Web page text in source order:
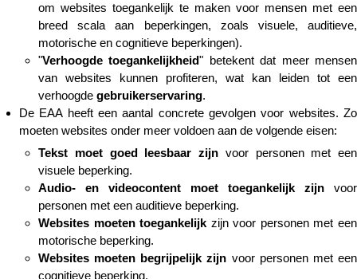
om websites toegankelijk te maken voor mensen met een
breed scala aan beperkingen, zoals visuele, auditieve,
motorische en cognitieve beperkingen).
"Verhoogde toegankelijkheid" betekent dat meer mensen
van websites kunnen profiteren, wat kan leiden tot een
verhoogde gebruikerservaring.
De EAA heeft een aantal concrete gevolgen voor websites. Zo
moeten websites onder meer voldoen aan de volgende eisen:
Tekst moet goed leesbaar zijn voor personen met een
visuele beperking.
Audio- en videocontent moet toegankelijk zijn voor
personen met een auditieve beperking.
Websites moeten toegankelijk zijn voor personen met een
motorische beperking.
Websites moeten begrijpelijk zijn voor personen met een
cognitieve beperking.